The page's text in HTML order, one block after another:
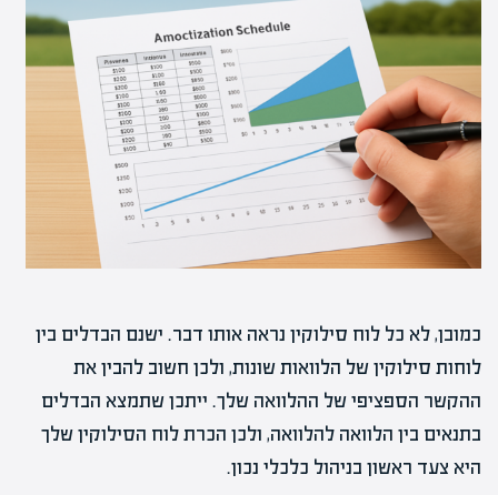
כמובן, לא כל לוח סילוקין נראה אותו דבר. ישנם הבדלים בין
לוחות סילוקין של הלוואות שונות, ולכן חשוב להבין את
ההקשר הספציפי של ההלוואה שלך. ייתכן שתמצא הבדלים
בתנאים בין הלוואה להלוואה, ולכן הכרת לוח הסילוקין שלך
היא צעד ראשון בניהול כלכלי נכון.